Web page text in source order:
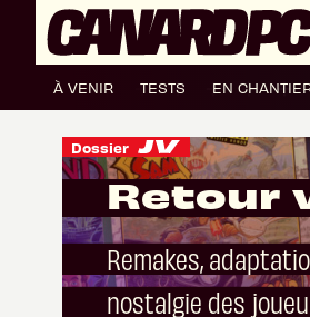
À VENIR TESTS EN
Dossier
Retour
Remakes,
nostalgie des